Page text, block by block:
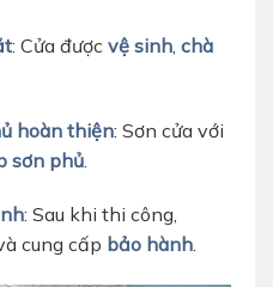
: Cửa được vệ sinh, chà
hoàn thiện: Sơn cửa với
sơn phủ.
: Sau khi thi công,
cung cấp bảo hành.